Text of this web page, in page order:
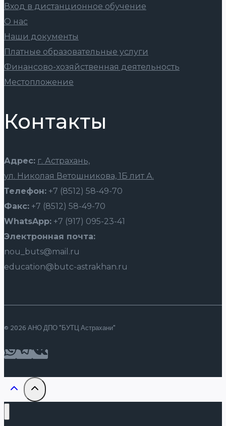
Вход в дистанционное обучение
О нас
Наши документы
Платные образовательные услуги
Финансово-хозяйственная деятельность
Местопложение
Контакты
Адрес: г. Астрахань,
ул. Николая Ветошникова, 1Б лит А.
Телефон: +7 (8512) 58-49-70
Факс: +7 (8512) 58-49-70
WhatsApp: +7 (917) 095-23-41
Электронная почта:
nou_buts@mail.ru
education@butc-astrakhan.ru
© 2026 АНО ДПО "БУТЦ Астрахани"